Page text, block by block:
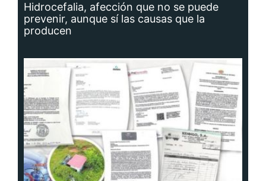
Hidrocefalia, afección que no se puede
prevenir, aunque sí las causas que la
producen